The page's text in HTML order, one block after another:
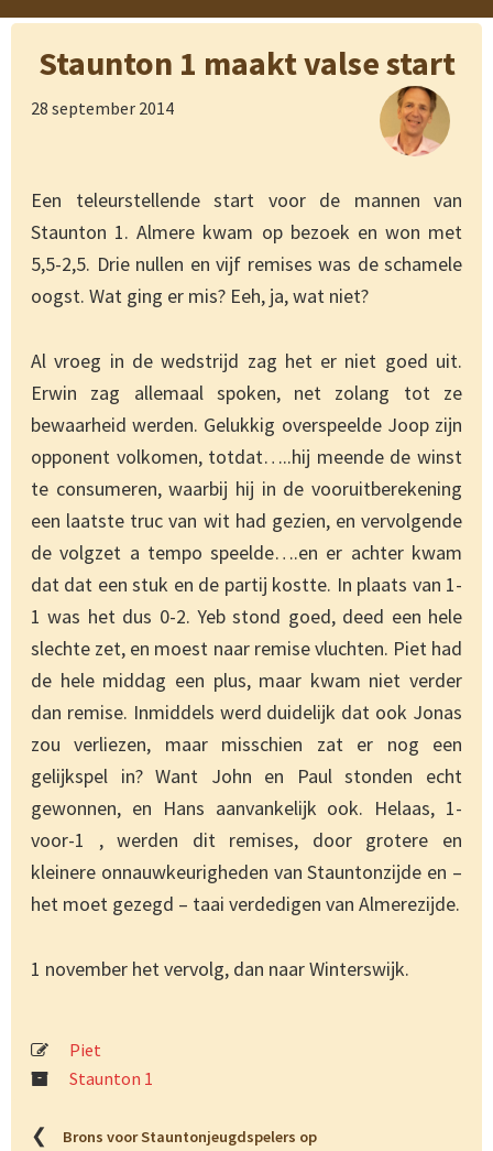
Staunton 1 maakt valse start
28 september 2014
Een teleurstellende start voor de mannen van
Staunton 1. Almere kwam op bezoek en won met
5,5-2,5. Drie nullen en vijf remises was de schamele
oogst. Wat ging er mis? Eeh, ja, wat niet?
Al vroeg in de wedstrijd zag het er niet goed uit.
Erwin zag allemaal spoken, net zolang tot ze
bewaarheid werden. Gelukkig overspeelde Joop zijn
opponent volkomen, totdat…..hij meende de winst
te consumeren, waarbij hij in de vooruitberekening
een laatste truc van wit had gezien, en vervolgende
de volgzet a tempo speelde….en er achter kwam
dat dat een stuk en de partij kostte. In plaats van 1-
1 was het dus 0-2. Yeb stond goed, deed een hele
slechte zet, en moest naar remise vluchten. Piet had
de hele middag een plus, maar kwam niet verder
dan remise. Inmiddels werd duidelijk dat ook Jonas
zou verliezen, maar misschien zat er nog een
gelijkspel in? Want John en Paul stonden echt
gewonnen, en Hans aanvankelijk ook. Helaas, 1-
voor-1 , werden dit remises, door grotere en
kleinere onnauwkeurigheden van Stauntonzijde en –
het moet gezegd – taai verdedigen van Almerezijde.
1 november het vervolg, dan naar Winterswijk.
Piet
Staunton 1
❮
Brons voor Stauntonjeugdspelers op